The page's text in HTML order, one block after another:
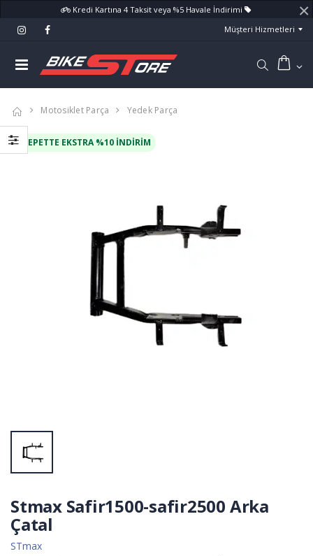
Kredi Kartına 4 Taksit veya %5 Havale İndirimi ×
Müşteri Hizmetleri
Motosiklet Parça Yedek Parça
SEPETTE EKSTRA %10 İNDIRIM
Stmax Safir1500-safir2500 Arka
Çatal
STmax